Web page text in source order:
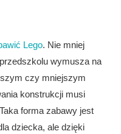
Lego. Nie mniej
wymusza na
czy mniejszym
konstrukcji musi
forma zabawy jest
dziecka, ale dzięki